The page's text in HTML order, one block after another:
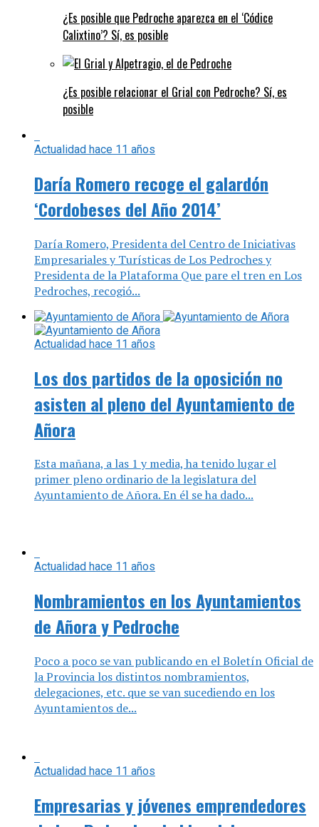
¿Es posible que Pedroche aparezca en el ‘Códice
Calixtino’? Sí, es posible
¿Es posible relacionar el Grial con Pedroche? Sí, es
posible
Actualidad hace 11 años
Daría Romero recoge el galardón
‘Cordobeses del Año 2014’
Daría Romero, Presidenta del Centro de Iniciativas
Empresariales y Turísticas de Los Pedroches y
Presidenta de la Plataforma Que pare el tren en Los
Pedroches, recogió...
Actualidad hace 11 años
Los dos partidos de la oposición no
asisten al pleno del Ayuntamiento de
Añora
Esta mañana, a las 1 y media, ha tenido lugar el
primer pleno ordinario de la legislatura del
Ayuntamiento de Añora. En él se ha dado...
Nombramientos en los Ayuntamientos
de Añora y Pedroche
Poco a poco se van publicando en el Boletín Oficial de
delegaciones, etc. que se van sucediendo en los
Ayuntamientos de...
Actualidadhace 11 años
de Los Pedroches hablan del
autoempleo